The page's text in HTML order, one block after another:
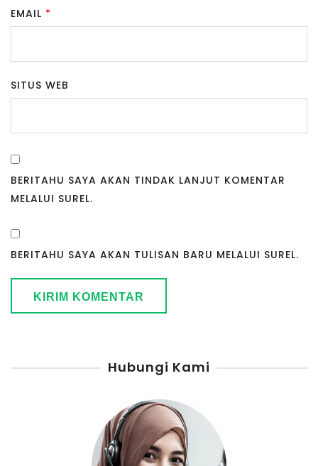
EMAIL *
SITUS WEB
BERITAHU SAYA AKAN TINDAK LANJUT KOMENTAR
MELALUI SUREL.
BERITAHU SAYA AKAN TULISAN BARU MELALUI SUREL.
Hubungi Kami